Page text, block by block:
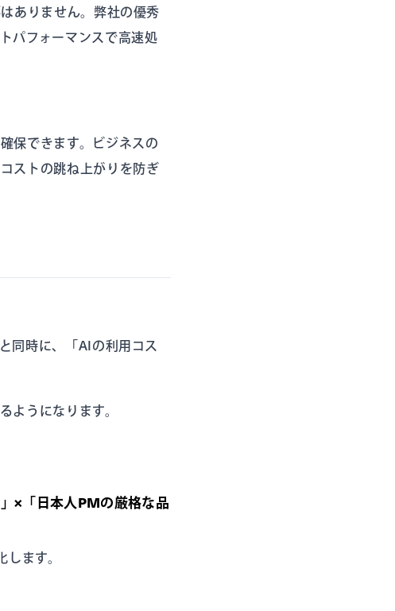
ありません。弊社の優秀
パフォーマンスで高速処
保できます。ビジネスの
ストの跳ね上がりを防ぎ
同時に、「AIの利用コス
うになります。
×「日本人PMの厳格な品
ます。